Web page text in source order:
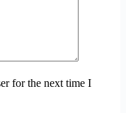
for the next time I